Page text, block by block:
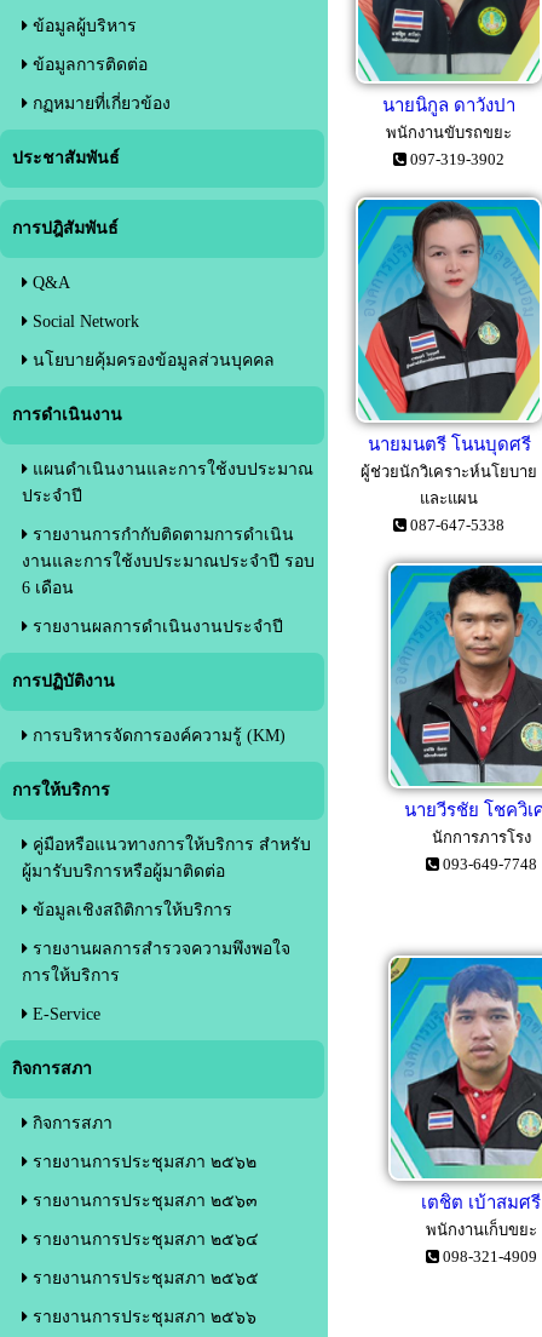
ข้อมูลผู้บริหาร
ข้อมูลการติดต่อ
กฏหมายที่เกี่ยวข้อง
ประชาสัมพันธ์
การปฎิสัมพันธ์
Q&A
Social Network
นโยบายคุ้มครองข้อมูลส่วนบุคคล
การดำเนินงาน
แผนดำเนินงานและการใช้งบประมาณ
ประจำปี
รายงานการกำกับติดตามการดำเนิน
งานและการใช้งบประมาณประจำปี รอบ
6 เดือน
รายงานผลการดำเนินงานประจำปี
การปฏิบัติงาน
การบริหารจัดการองค์ความรู้ (KM)
การให้บริการ
คู่มือหรือแนวทางการให้บริการ สำหรับ
ผู้มารับบริการหรือผู้มาติดต่อ
ข้อมูลเชิงสถิติการให้บริการ
รายงานผลการสำรวจความพึงพอใจ
การให้บริการ
E-Service
กิจการสภา
กิจการสภา
รายงานการประชุมสภา ๒๕๖๒
รายงานการประชุมสภา ๒๕๖๓
รายงานการประชุมสภา ๒๕๖๔
รายงานการประชุมสภา ๒๕๖๕
รายงานการประชุมสภา ๒๕๖๖
นายนิกูล ดาวังปา
พนักงานขับรถขยะ
097-319-3902
นายมนตรี โนนบุดศรี
ผู้ช่วยนักวิเคราะห์นโยบาย
และแผน
087-647-5338
นายวีรชัย โชควิเ
นักการภารโรง
093-649-7748
เตชิต เบ้าสมศรี
พนักงานเก็บขยะ
098-321-4909